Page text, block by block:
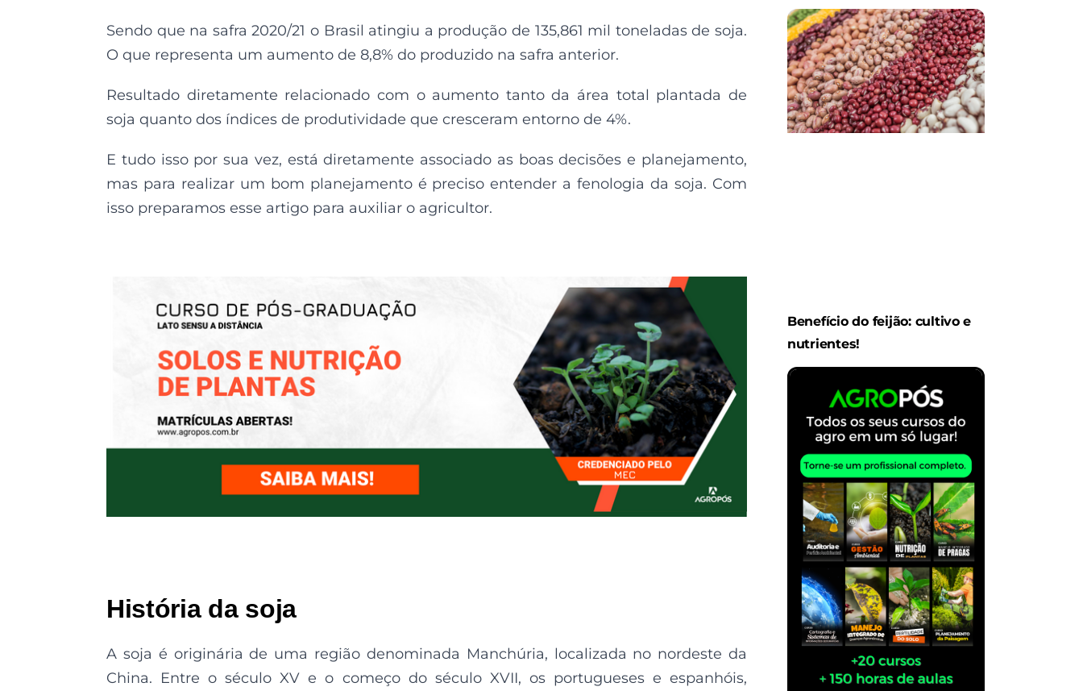
Sendo que na safra 2020/21 o Brasil atingiu a produção de 135,861 mil toneladas de soja.
O que representa um aumento de 8,8% do produzido na safra anterior.
Resultado diretamente relacionado com o aumento tanto da área total plantada de
soja quanto dos índices de produtividade que cresceram entorno de 4%.
E tudo isso por sua vez, está diretamente associado as boas decisões e planejamento,
mas para realizar um bom planejamento é preciso entender a fenologia da soja. Com
isso preparamos esse artigo para auxiliar o agricultor.
História da soja
A soja é originária de uma região denominada Manchúria, localizada no nordeste da
China. Entre o século XV e o começo do século XVII, os portugueses e espanhóis,
Benefício do feijão: cultivo e
nutrientes!